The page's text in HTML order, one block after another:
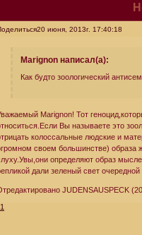
20 июня, 2013г. 17:40:18
Marignon написал(а):
Как будто зоологический
Marignon! Тот
Вы называете это
колоссальные людские и
своем большинстве)
определяют образ
дали зеленый свет
JUDENSAUSPECK